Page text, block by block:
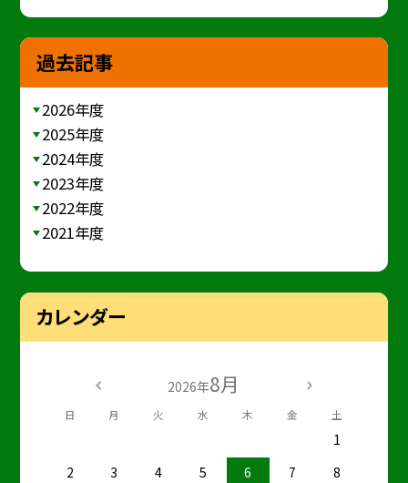
過去記事
2026年度
2025年度
2024年度
2023年度
2022年度
2021年度
カレンダー
2026年8月
日 月 火 水 木 金 土
1
2
3 4 5 6 7
8